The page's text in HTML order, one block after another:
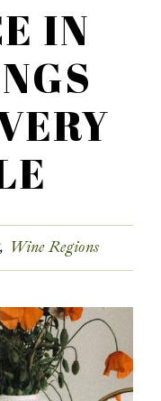
IN
Wine Regions